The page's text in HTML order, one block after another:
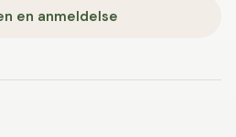
en anmeldelse